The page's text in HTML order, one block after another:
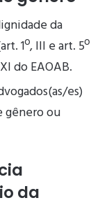
da
1º, III e art. 5º
do EAOAB.
es)
gênero ou
da